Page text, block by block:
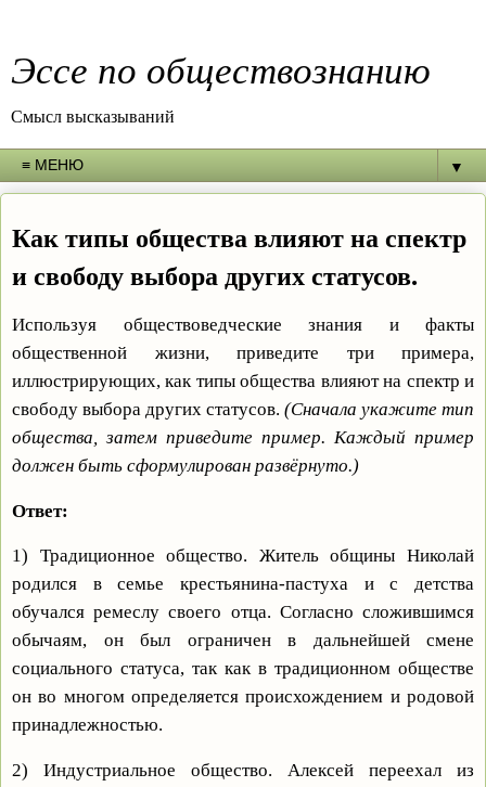
Эссе по обществознанию
Смысл высказываний
▼
Как типы общества влияют на спектр
и свободу выбора других статусов.
Используя обществоведческие знания и факты
общественной жизни, приведите три примера,
иллюстрирующих, как типы общества влияют на спектр и
свободу выбора других статусов. (Сначала укажите тип
общества, затем приведите пример. Каждый пример
должен быть сформулирован развёрнуто.)
Ответ:
1) Традиционное общество. Житель общины Николай
родился в семье крестьянина-пастуха и с детства
обучался ремеслу своего отца. Согласно сложившимся
обычаям, он был ограничен в дальнейшей смене
социального статуса, так как в традиционном обществе
он во многом определяется происхождением и родовой
принадлежностью.
2) Индустриальное общество. Алексей переехал из